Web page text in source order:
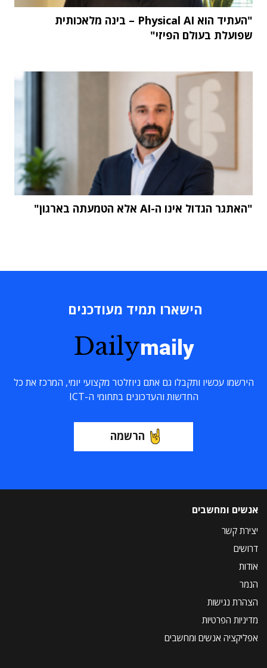
"העתיד הוא Physical AI – בינה מלאכותית
שפועלת בעולם הפיזי"
"האתגר הגדול אינו ה-AI אלא הטמעתה בארגון"
הישארו תמיד מעודכנים
Dailymaily
הירשמו עכשיו ותקבלו גם אתם ניוזלטר מקצועי יומי, המרכז את כל
החדשות והעדכונים בתחומי ה-ICT
הרשמה
אנשים ומחשבים
יצירת קשר
דרושים
אודות
הנמר
הצהרת נגישות
מדיניות הפרטיות
אפליקציה אנשים ומחשבים